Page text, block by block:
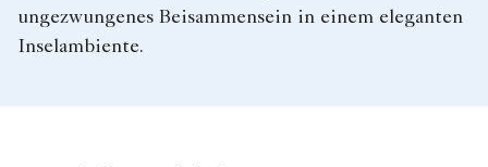
ungezwungenes Beisammensein in einem eleganten
Inselambiente.